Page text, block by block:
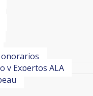
y Expertos ALA